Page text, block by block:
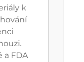
k
a FDA